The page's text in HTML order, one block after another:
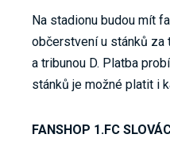
Na stadionu budou mít
občerstvení u stánků za
a tribunou D. Platba
stánků je možné platit i
FANSHOP 1.FC